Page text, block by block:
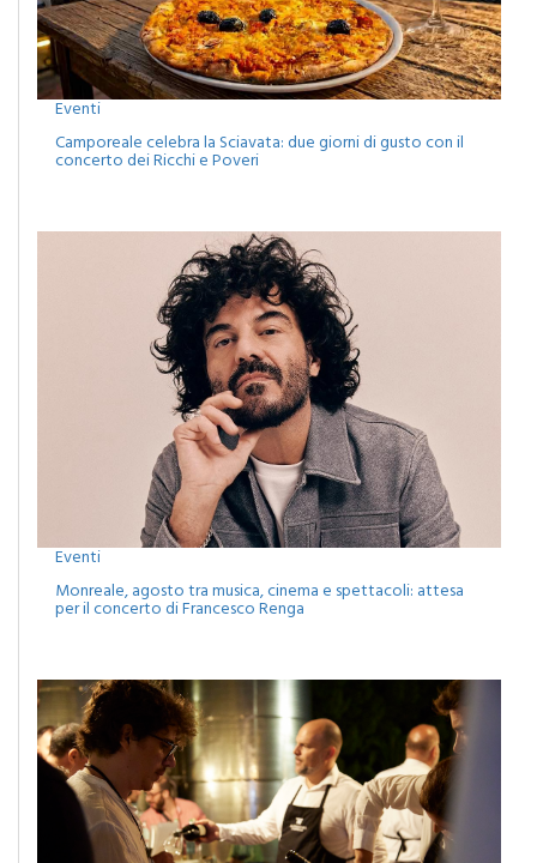
Eventi
Camporeale celebra la Sciavata: due giorni di gusto con il
concerto dei Ricchi e Poveri
Monreale, agosto tra musica, cinema e spettacoli: attesa
per il concerto di Francesco Renga